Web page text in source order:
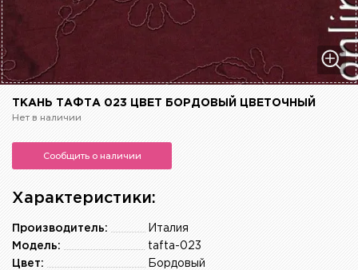
ТКАНЬ ТАФТА 023 ЦВЕТ БОРДОВЫЙ ЦВЕТОЧНЫЙ
Нет в наличии
Сообщить о наличии
Характеристики:
Италия
Производитель:
tafta-023
Модель:
Бордовый
Цвет: